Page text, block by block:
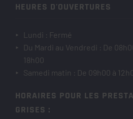
HEURES D'OUVERTURES
Lundi : Fermé
Du Mardi au Vendredi : De
18h00
Samedi matin : De 09h00 à
HORAIRES POUR LES
GRISES :